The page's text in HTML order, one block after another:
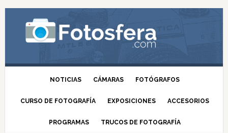
NOTICIAS CÁMARAS FOTÓGRAFOS
CURSO DE FOTOGRAFÍA EXPOSICIONES ACCESORIOS
PROGRAMAS TRUCOS DE FOTOGRAFÍA